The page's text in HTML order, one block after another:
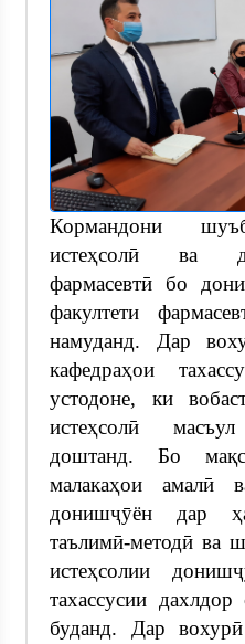
Кормандони
истеҳсолӣ ва
фармасевтӣ бо
факултети
намуданд. Дар
кафедраҳои
устодоне, ки
истеҳсолӣ
доштанд. Бо
малакаҳои амалӣ
донишҷӯён дар
таълимӣ-методӣ ва
истеҳсолии
тахассусии
буданд. Дар